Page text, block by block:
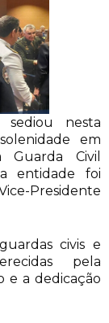
sediou nesta
em
Guarda Civil
entidade foi
Presidente
civis e
pela
e a dedicação